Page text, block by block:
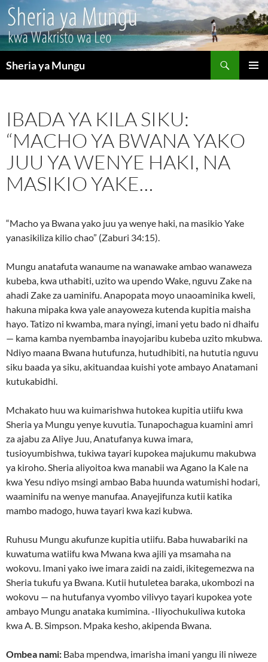
Sheria ya Mungu
IBADA YA KILA SIKU:
“MACHO YA BWANA YAKO
JUU YA WENYE HAKI, NA
MASIKIO YAKE…
“Macho ya Bwana yako juu ya wenye haki, na masikio Yake
yanasikiliza kilio chao” (Zaburi 34:15).
Mungu anatafuta wanaume na wanawake ambao wanaweza
kubeba, kwa uthabiti, uzito wa upendo Wake, nguvu Zake na
ahadi Zake za uaminifu. Anapopata moyo unaoaminika kweli,
hakuna mipaka kwa yale anayoweza kutenda kupitia maisha
hayo. Tatizo ni kwamba, mara nyingi, imani yetu bado ni dhaifu
— kama kamba nyembamba inayojaribu kubeba uzito mkubwa.
Ndiyo maana Bwana hutufunza, hutudhibiti, na hututia nguvu
siku baada ya siku, akituandaa kuishi yote ambayo Anatamani
kutukabidhi.
Mchakato huu wa kuimarishwa hutokea kupitia utiifu kwa
Sheria ya Mungu yenye kuvutia. Tunapochagua kuamini amri
za ajabu za Aliye Juu, Anatufanya kuwa imara,
tusioyumbishwa, tukiwa tayari kupokea majukumu makubwa
ya kiroho. Sheria aliyoitoa kwa manabii wa Agano la Kale na
kwa Yesu ndiyo msingi ambao Baba huunda watumishi hodari,
waaminifu na wenye manufaa. Anayejifunza kutii katika
mambo madogo, huwa tayari kwa kazi kubwa.
Ruhusu Mungu akufunze kupitia utiifu. Baba huwabariki na
kuwatuma watiifu kwa Mwana kwa ajili ya msamaha na
wokovu. Imani yako iwe imara zaidi na zaidi, ikitegemezwa na
Sheria tukufu ya Bwana. Kutii hutuletea baraka, ukombozi na
wokovu — na hutufanya vyombo vilivyo tayari kupokea yote
ambayo Mungu anataka kumimina. -Iliyochukuliwa kutoka
kwa A. B. Simpson. Mpaka kesho, akipenda Bwana.
Ombea nami: Baba mpendwa, imarisha imani yangu ili niweze